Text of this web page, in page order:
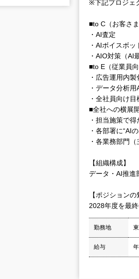
※下記プロジェ
■to C（お客さ
・AI査定
・AIボイスボ
・AIO対策（AI
■to E（従業員
・広告運用内
・データ分析
・全社員向け
■全社への横展
・担当施策で
・各部署に“AI
・各業務部門
【組織構成】
データ・AI推進
【ポジションの
2028年度を最
勤務地
給与